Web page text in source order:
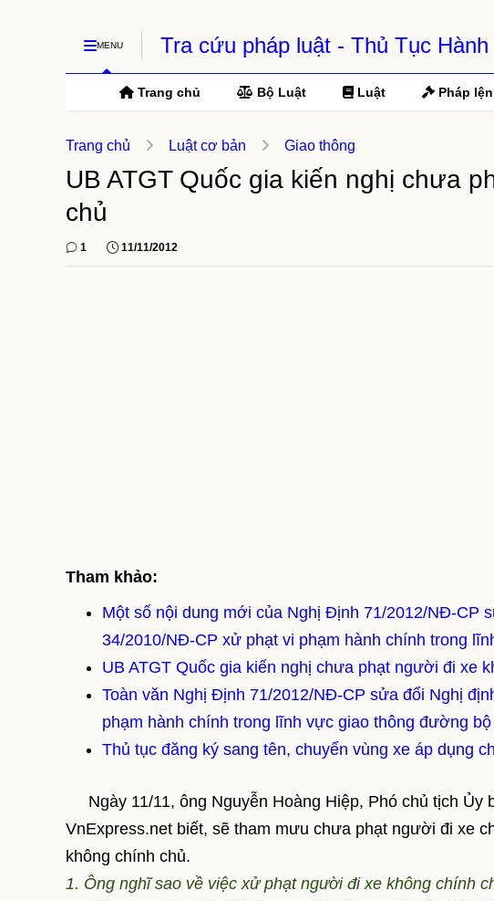
MENU Tra cứu pháp luật - Thủ Tục
Trang chủ Bộ Luật Luật Pháp
Trang chủ Luật cơ bản Giao thông
UB ATGT Quốc gia kiến nghị chưa
chủ
1 11/11/2012
Tham khảo:
Một số nội dung mới của Nghị Định 71/2012/NĐ-CP
34/2010/NĐ-CP xử phạt vi phạm hành chính trong
UB ATGT Quốc gia kiến nghị chưa phạt người đi xe
Toàn văn Nghị Định 71/2012/NĐ-CP sửa đổi Nghị
phạm hành chính trong lĩnh vực giao thông đường bộ
Thủ tục đăng ký sang tên, chuyển vùng xe áp dụng
Ngày 11/11, ông Nguyễn Hoàng Hiệp, Phó chủ tịch Ủy
VnExpress.net biết, sẽ tham mưu chưa phạt người đi xe
không chính chủ.
1. Ông nghĩ sao về việc xử phạt người đi xe không chính